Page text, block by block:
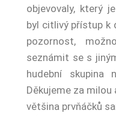
objevovaly, který
byl citlivý přístup k
pozornost,
seznámit se s
hudební
Děkujeme za
většina prvňáčků